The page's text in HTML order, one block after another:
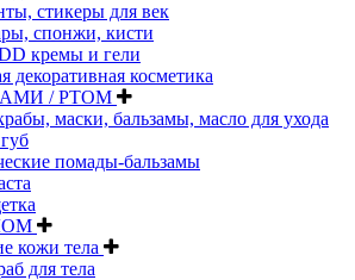
стикеры для век
спонжи, кисти
кремы и гели
декоративная косметика
/ РТОМ
маски, бальзамы, масло для ухода
помады-бальзамы
кожи тела
для тела